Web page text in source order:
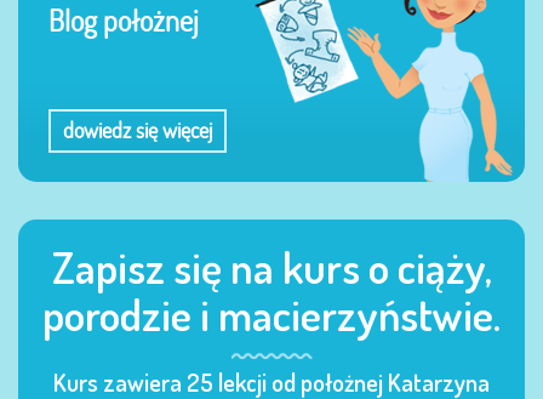
Blog położnej
dowiedz się więcej
Zapisz się na kurs o ciąży,
porodzie i macierzyństwie.
Kurs zawiera 25 lekcji od położnej Katarzyna